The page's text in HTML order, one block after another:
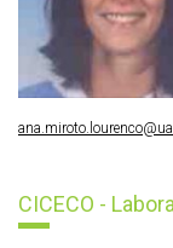
CICECO -